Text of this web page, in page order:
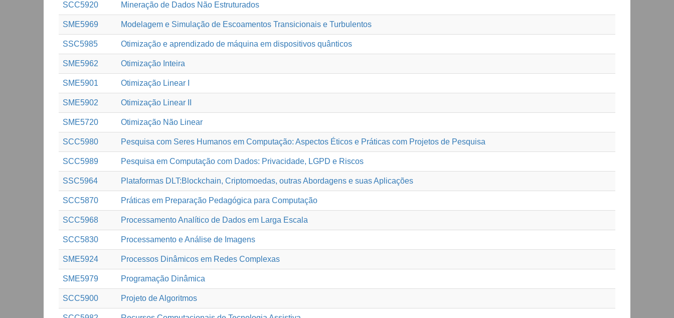
SCC5920 Mineração de Dados Não Estruturados
SME5969 Modelagem e Simulação de Escoamentos Transicionais e Turbulentos
SSC5985 Otimização e aprendizado de máquina em dispositivos quânticos
SME5962 Otimização Inteira
SME5901 Otimização Linear I
SME5902 Otimização Linear II
SME5720 Otimização Não Linear
SCC5980 Pesquisa com Seres Humanos em Computação: Aspectos Éticos e Práticas com Projetos de Pesquisa
SCC5989 Pesquisa em Computação com Dados: Privacidade, LGPD e Riscos
SSC5964 Plataformas DLT:Blockchain, Criptomoedas, outras Abordagens e suas Aplicações
SCC5870 Práticas em Preparação Pedagógica para Computação
SCC5968 Processamento Analítico de Dados em Larga Escala
SCC5830 Processamento e Análise de Imagens
SME5924 Processos Dinâmicos em Redes Complexas
SME5979 Programação Dinâmica
SCC5900 Projeto de Algoritmos